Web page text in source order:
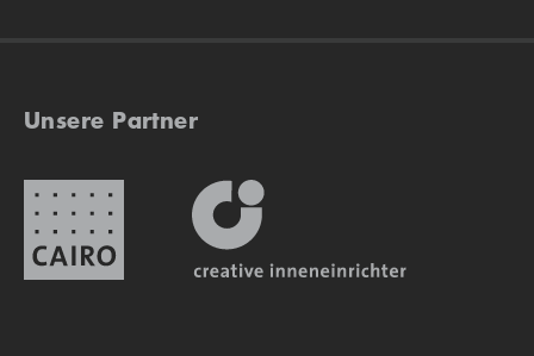
Unsere Partner